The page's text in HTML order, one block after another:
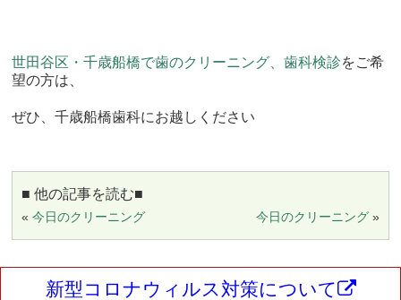
世田谷区・千歳船橋で歯のクリーニング、歯科検診をご希
望の方は、
ぜひ、千歳船橋歯科にお越しください
■ 他の記事を読む■
«今日のクリーニング 今日のクリーニング»
新型コロナウィルス対策について